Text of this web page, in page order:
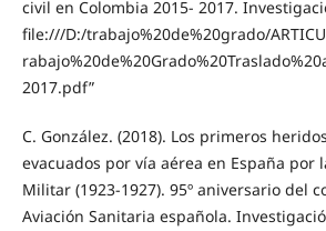
civil en Colombia 2015- 2017.
file:///D:/trabajo%20de%20grado/
2017.pdf”
C. González. (2018). Los primeros
evacuados por vía aérea en España por
Militar (1923-1927). 95º aniversario del
Aviación Sanitaria española.